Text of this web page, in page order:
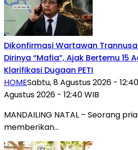
Dikonfirmasi Wartawan
Dirinya “Mafia”, Ajak Bertemu 15
Klarifikasi Dugaan PETI
HOMESabtu, 8 Agustus 2026 -
Agustus 2026 - 12:40 WIB
MANDAILING NATAL – Seorang
memberikan…